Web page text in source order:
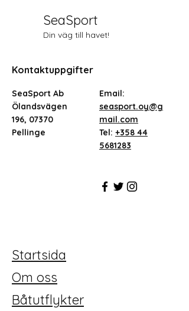
SeaSport
Din väg till havet!
Kontaktuppgifter
SeaSport Ab
Ölandsvägen
196, 07370
Pellinge
Email:
seasport.oy@g
mail.com
Tel: +358 44
5681283
Startsida
Om oss
Båtutflykter